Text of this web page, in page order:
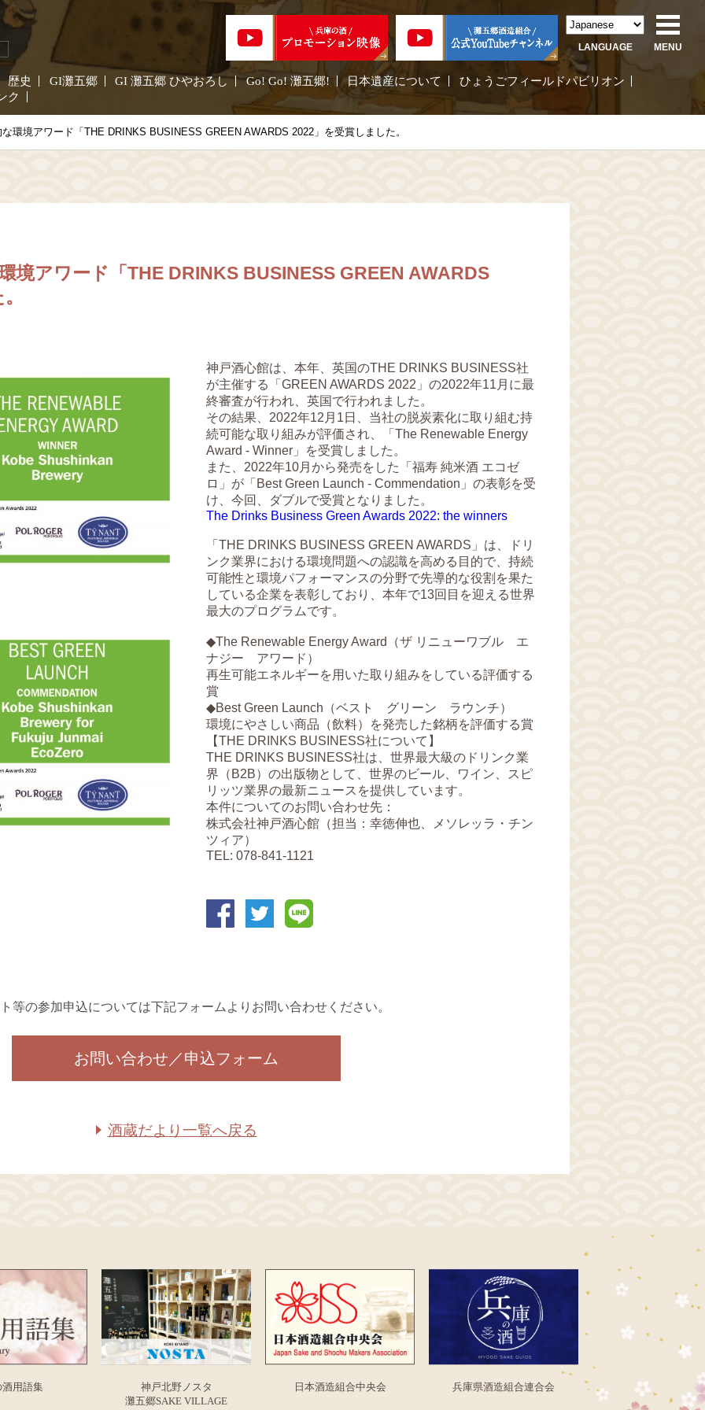
歴史 GI灘五郷 GI 灘五郷 ひやおろし Go! Go! 灘五郷! 日本遺産について
ひょうごフィールドパビリオン
ク
LANGUAGE MENU
環境アワード「THE DRINKS BUSINESS GREEN AWARDS 2022」を受賞しました。
境アワード「THE DRINKS BUSINESS GREEN AWARDS
神戸酒心館は、本年、英国のTHE DRINKS BUSINESS社
が主催する「GREEN AWARDS 2022」の2022年11月に最
終審査が行われ、英国で行われました。
その結果、2022年12月1日、当社の脱炭素化に取り組む持
続可能な取り組みが評価され、「The Renewable Energy
Award - Winner」を受賞しました。
また、2022年10月から発売をした「福寿 純米酒 エコゼ
ロ」が「Best Green Launch - Commendation」の表彰を受
け、今回、ダブルで受賞となりました。
The Drinks Business Green Awards 2022: the winners
「THE DRINKS BUSINESS GREEN AWARDS」は、ドリ
ンク業界における環境問題への認識を高める目的で、持続
可能性と環境パフォーマンスの分野で先導的な役割を果た
している企業を表彰しており、本年で13回目を迎える世界
最大のプログラムです。
◆The Renewable Energy Award（ザ リニューワブル エ
ナジー アワード）
再生可能エネルギーを用いた取り組みをしている評価する
賞
◆Best Green Launch（ベスト グリーン ラウンチ）
環境にやさしい商品（飲料）を発売した銘柄を評価する賞
【THE DRINKS BUSINESS社について】
THE DRINKS BUSINESS社は、世界最大級のドリンク業
界（B2B）の出版物として、世界のビール、ワイン、スピ
リッツ業界の最新ニュースを提供しています。
本件についてのお問い合わせ先：
株式会社神戸酒心館（担当：幸徳伸也、メソレッラ・チン
ツィア）
TEL: 078-841-1121
等の参加申込については下記フォームよりお問い合わせください。
お問い合わせ／申込フォーム
酒蔵だより一覧へ戻る
酒用語集
神戸北野ノスタ
灘五郷SAKE VILLAGE
日本酒造組合中央会 兵庫県酒造組合連合会